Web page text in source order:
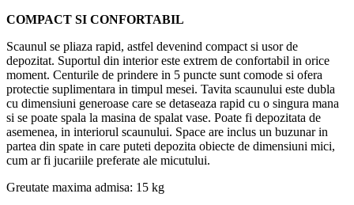
COMPACT SI CONFORTABIL
Scaunul se pliaza rapid, astfel devenind compact si usor de
depozitat. Suportul din interior este extrem de confortabil in orice
moment. Centurile de prindere in 5 puncte sunt comode si ofera
protectie suplimentara in timpul mesei. Tavita scaunului este dubla
cu dimensiuni generoase care se detaseaza rapid cu o singura mana
si se poate spala la masina de spalat vase. Poate fi depozitata de
asemenea, in interiorul scaunului. Space are inclus un buzunar in
partea din spate in care puteti depozita obiecte de dimensiuni mici,
cum ar fi jucariile preferate ale micutului.
Greutate maxima admisa: 15 kg